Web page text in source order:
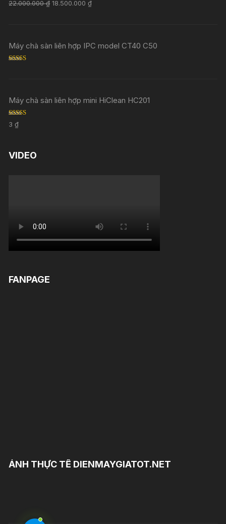
out of 5
22.000.000₫ 18.500.000₫
Máy chà sàn liên hợp IPC model CT40 C50
Máy chà sàn liên hợp mini HiClean HC201
Rated
out of 5
3₫
VIDEO
FANPAGE
ẢNH THỰC TẾ DIENMAYGIATOT.NET